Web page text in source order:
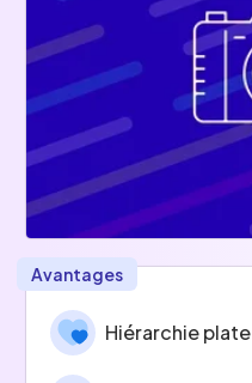
Avantages
Hiérarchie plate